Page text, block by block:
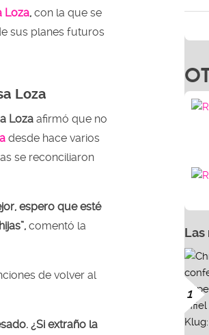
Loza, con la que se
sus planes futuros
Loza
Loza afirmó que no
desde hace varios
se reconciliaron
espero que esté
comentó la
de volver al
¿Si extraño la
Las
1